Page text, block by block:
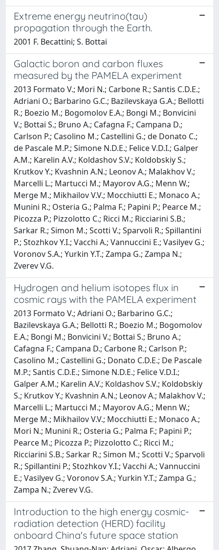
Extreme energy neutrino(tau)
propagation through the Earth.
2001 F. Becattini; S. Bottai
Galactic boron and carbon fluxes
measured by the PAMELA experiment
2013 Formato V.; Mori N.; Carbone R.; Santis C.D.E.;
Adriani O.; Barbarino G.C.; Bazilevskaya G.A.; Bellotti
R.; Boezio M.; Bogomolov E.A.; Bongi M.; Bonvicini
V.; Bottai S.; Bruno A.; Cafagna F.; Campana D.;
Carlson P.; Casolino M.; Castellini G.; de Donato C.;
de Pascale M.P.; Simone N.D.E.; Felice V.D.I.; Galper
A.M.; Karelin A.V.; Koldashov S.V.; Koldobskiy S.;
Krutkov Y.; Kvashnin A.N.; Leonov A.; Malakhov V.;
Marcelli L.; Martucci M.; Mayorov A.G.; Menn W.;
Merge M.; Mikhailov V.V.; Mocchiutti E.; Monaco A.;
Munini R.; Osteria G.; Palma F.; Papini P.; Pearce M.;
Picozza P.; Pizzolotto C.; Ricci M.; Ricciarini S.B.;
Sarkar R.; Simon M.; Scotti V.; Sparvoli R.; Spillantini
P.; Stozhkov Y.I.; Vacchi A.; Vannuccini E.; Vasilyev G.;
Voronov S.A.; Yurkin Y.T.; Zampa G.; Zampa N.;
Zverev V.G.
Hydrogen and helium isotopes flux in
cosmic rays with the PAMELA experiment
2013 Formato V.; Adriani O.; Barbarino G.C.;
Bazilevskaya G.A.; Bellotti R.; Boezio M.; Bogomolov
E.A.; Bongi M.; Bonvicini V.; Bottai S.; Bruno A.;
Cafagna F.; Campana D.; Carbone R.; Carlson P.;
Casolino M.; Castellini G.; Donato C.D.E.; De Pascale
M.P.; Santis C.D.E.; Simone N.D.E.; Felice V.D.I.;
Galper A.M.; Karelin A.V.; Koldashov S.V.; Koldobskiy
S.; Krutkov Y.; Kvashnin A.N.; Leonov A.; Malakhov V.;
Marcelli L.; Martucci M.; Mayorov A.G.; Menn W.;
Merge M.; Mikhailov V.V.; Mocchiutti E.; Monaco A.;
Mori N.; Munini R.; Osteria G.; Palma F.; Papini P.;
Pearce M.; Picozza P.; Pizzolotto C.; Ricci M.;
Ricciarini S.B.; Sarkar R.; Simon M.; Scotti V.; Sparvoli
R.; Spillantini P.; Stozhkov Y.I.; Vacchi A.; Vannuccini
E.; Vasilyev G.; Voronov S.A.; Yurkin Y.T.; Zampa G.;
Zampa N.; Zverev V.G.
Introduction to the high energy cosmic-
radiation detection (HERD) facility
onboard China's future space station